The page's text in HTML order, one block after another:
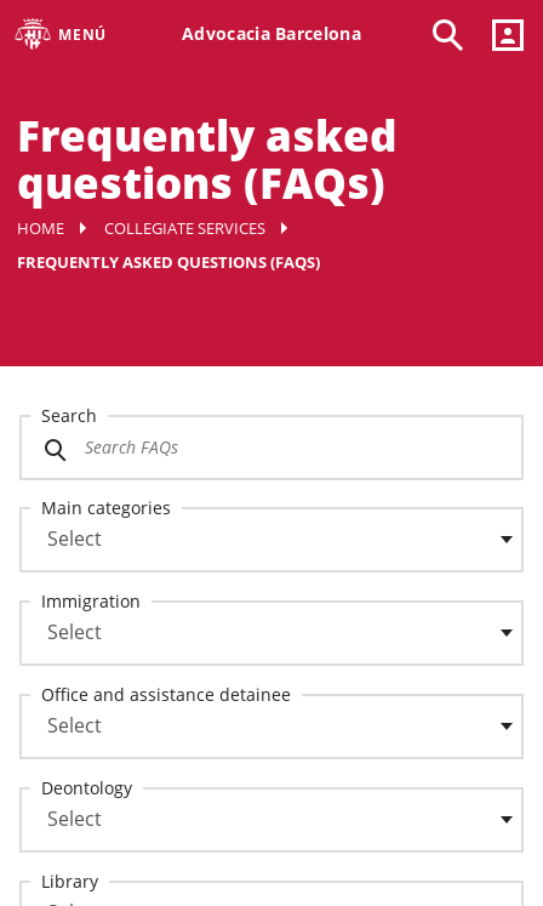
MENÚ Advocacia Barcelona
Frequently asked
questions (FAQs)
HOME
COLLEGIATE SERVICES
FREQUENTLY ASKED QUESTIONS (FAQS)
Search
Main categories
Immigration
Office and assistance detainee
Deontology
Library